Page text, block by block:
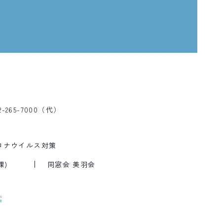
265-7000（代）
ナウイルス対策
)
同窓会 美羽会